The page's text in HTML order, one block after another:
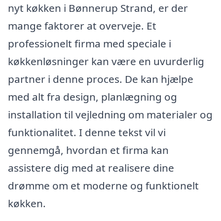
nyt køkken i Bønnerup Strand, er der
mange faktorer at overveje. Et
professionelt firma med speciale i
køkkenløsninger kan være en uvurderlig
partner i denne proces. De kan hjælpe
med alt fra design, planlægning og
installation til vejledning om materialer og
funktionalitet. I denne tekst vil vi
gennemgå, hvordan et firma kan
assistere dig med at realisere dine
drømme om et moderne og funktionelt
køkken.